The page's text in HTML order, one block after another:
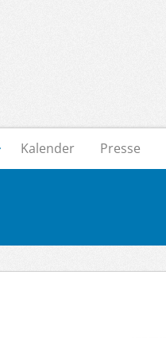
Kalender Presse